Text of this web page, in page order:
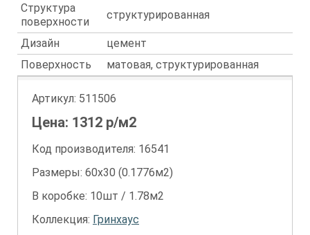
Структура
поверхности
структурированная
Дизайн
цемент
Поверхность
матовая, структурированная
Артикул: 511506
Цена: 1312 р/м2
Код производителя: 16541
Размеры: 60х30 (0.1776м2)
В коробке: 10шт / 1.78м2
Коллекция: Гринхаус